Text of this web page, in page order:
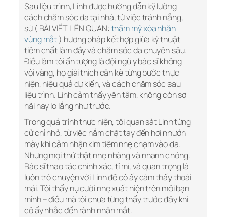
Sau liệu trình, Linh được hướng dẫn kỹ lưỡng
cách chăm sóc da tại nhà, từ việc tránh nắng,
sử ( BÀI VIẾT LIÊN QUAN: thẩm mỹ xóa nhăn
vùng mắt) hương pháp kết hợp giữa kỹ thuật
tiêm chất làm đầy và chăm sóc da chuyên sâu.
Điều làm tôi ấn tượng là đội ngũ y bác sĩ không
vội vàng, họ giải thích cặn kẽ từng bước thực
hiện, hiệu quả dự kiến, và cách chăm sóc sau
liệu trình. Linh cảm thấy yên tâm, không còn sợ
hãi hay lo lắng như trước.
Trong quá trình thực hiện, tôi quan sát Linh từng
cử chỉ nhỏ, từ việc nắm chặt tay đến hơi nhướn
mày khi cảm nhận kim tiêm nhẹ chạm vào da.
Nhưng mọi thứ thật nhẹ nhàng và nhanh chóng.
Bác sĩ thao tác chính xác, tỉ mỉ, và quan trọng là
luôn trò chuyện với Linh để cô ấy cảm thấy thoải
mái. Tôi thấy nụ cười nhẹ xuất hiện trên môi bạn
mình – điều mà tôi chưa từng thấy trước đây khi
cô ấy nhắc đến rãnh nhăn mắt.